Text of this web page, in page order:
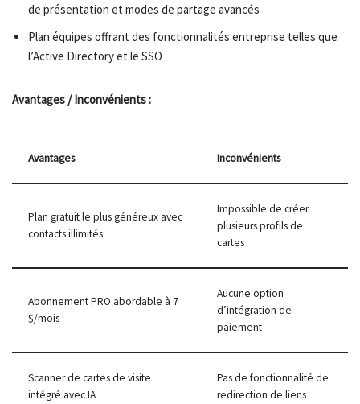
de présentation et modes de partage avancés
Plan équipes offrant des fonctionnalités entreprise telles que
l’Active Directory et le SSO
Avantages / Inconvénients :
Avantages Inconvénients
Plan gratuit le plus généreux avec
contacts illimités
Impossible de créer
plusieurs profils de
cartes
Abonnement PRO abordable à 7
$/mois
Aucune option
d’intégration de
paiement
Scanner de cartes de visite
intégré avec IA
Pas de fonctionnalité de
redirection de liens